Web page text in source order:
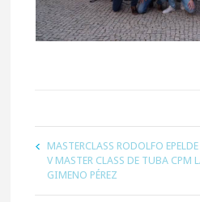
MASTERCLASS RODOLFO EPELDE
V MASTER CLASS DE TUBA CPM
GIMENO PÉREZ